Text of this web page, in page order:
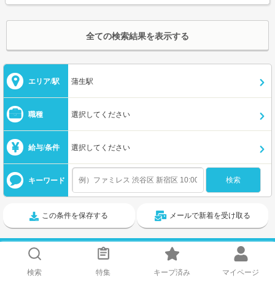
全ての検索結果を表示する
エリア/駅 蒲生駅
職種 選択してください
給与/条件 選択してください
キーワード
この条件を保存する メールで新着を受け取る
蒲生駅人気の職種ランキングと平均時給
検索 特集 キープ済み マイページ